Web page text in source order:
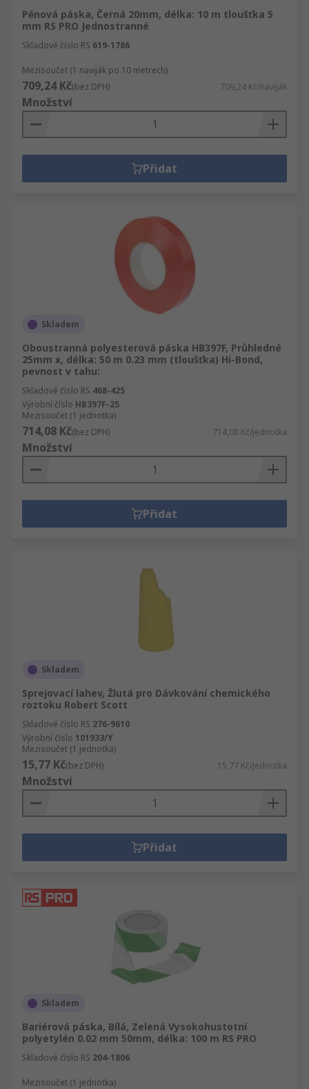
Pěnová páska, Černá 20mm, délka: 10 m tloušťka 5
mm RS PRO Jednostranné
Skladové číslo RS 619-1786
Mezisoučet (1 naviják po 10 metrech)
709,24 Kč(bez DPH) 709,24 Kč/naviják
Množství
Přidat
Skladem
Oboustranná polyesterová páska HB397F, Průhledné
25mm x, délka: 50 m 0.23 mm (tloušťka) Hi-Bond,
pevnost v tahu:
Skladové číslo RS 468-425
Výrobní číslo HB397F-25
Mezisoučet (1 jednotka)
714,08 Kč(bez DPH) 714,08 Kč/jednotka
Množství
Přidat
Skladem
Sprejovací lahev, Žlutá pro Dávkování chemického
roztoku Robert Scott
Skladové číslo RS 276-9610
Výrobní číslo 101933/Y
Mezisoučet (1 jednotka)
15,77 Kč(bez DPH) 15,77 Kč/jednotka
Množství
Přidat
Skladem
Bariérová páska, Bílá, Zelená Vysokohustotní
polyetylén 0.02 mm 50mm, délka: 100 m RS PRO
Skladové číslo RS 204-1806
Mezisoučet (1 jednotka)